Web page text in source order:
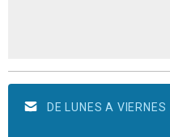
DE LUNES A VIERNES